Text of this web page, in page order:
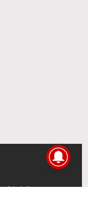
directamente en